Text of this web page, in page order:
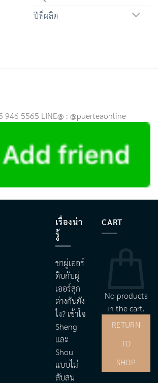
ปีที่ผลิต
5565 LINE@ : @puerteaonline
เรื่องน่า
รู้
ชาผู่เออร์
ดิบกับผู่
เออร์สุก
ต่างกันยัง
ไง? เข้าใจ
Sheng
และ
Shou
แบบไม่
สับสน
CART
No products
in the cart.
RETURN
TO
SHOP